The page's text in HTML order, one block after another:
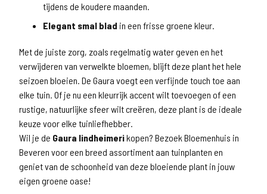
tijdens de koudere maanden.
Elegant smal blad in een frisse groene kleur.
Met de juiste zorg, zoals regelmatig water geven en het
verwijderen van verwelkte bloemen, blijft deze plant het hele
seizoen bloeien. De Gaura voegt een verfijnde touch toe aan
elke tuin. Of je nu een kleurrijk accent wilt toevoegen of een
rustige, natuurlijke sfeer wilt creëren, deze plant is de ideale
keuze voor elke tuinliefhebber.
Wil je de Gaura lindheimerikopen? Bezoek Bloemenhuis in
Beveren voor een breed assortiment aan tuinplanten en
geniet van de schoonheid van deze bloeiende plant in jouw
eigen groene oase!